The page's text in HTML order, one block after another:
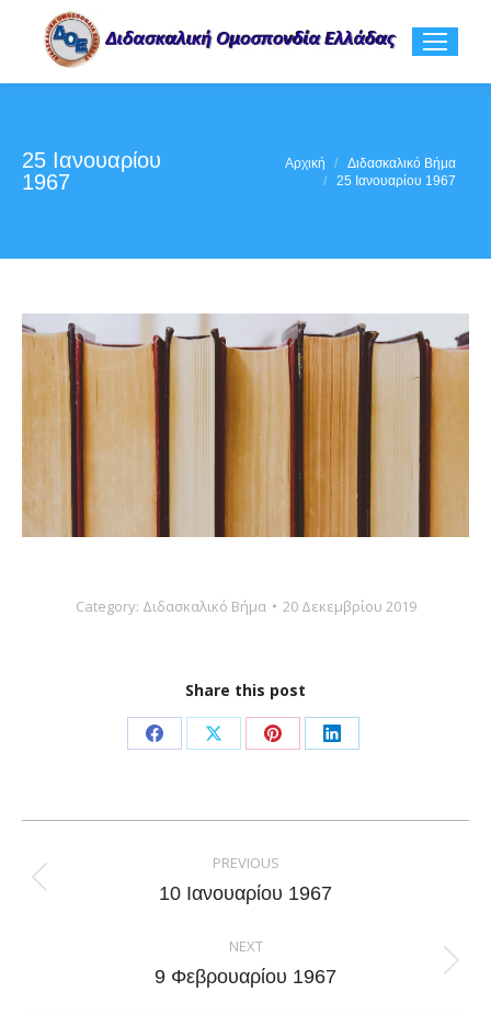
25 Ιανουαρίου
1967
Αρχική
Διδασκαλικό Βήμα
25 Ιανουαρίου 1967
Category: Διδασκαλικό Βήμα 20 Δεκεμβρίου 2019
Share this post
Share
Facebook
Share
X
Share
Pinterest
Share
LinkedIn
navigation
PREVIOUS
Previous
10 Ιανουαρίου 1967
NEXT
Next
9 Φεβρουαρίου 1967